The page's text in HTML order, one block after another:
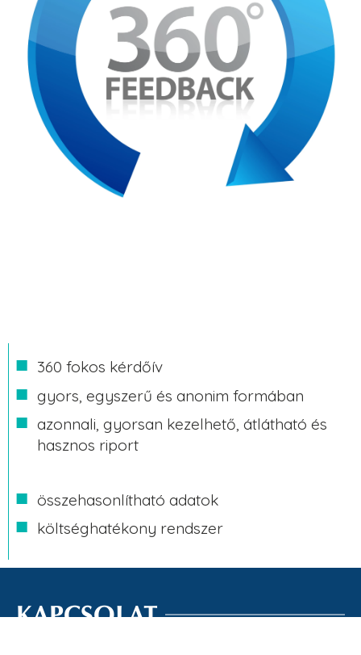
360 fokos kérdőív
gyors, egyszerű és anonim formában
azonnali, gyorsan kezelhető, átlátható és
hasznos riport
összehasonlítható adatok
költséghatékony rendszer
KAPCSOLAT